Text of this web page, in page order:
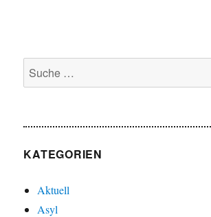
Suche
nach:
KATEGORIEN
Aktuell
Asyl